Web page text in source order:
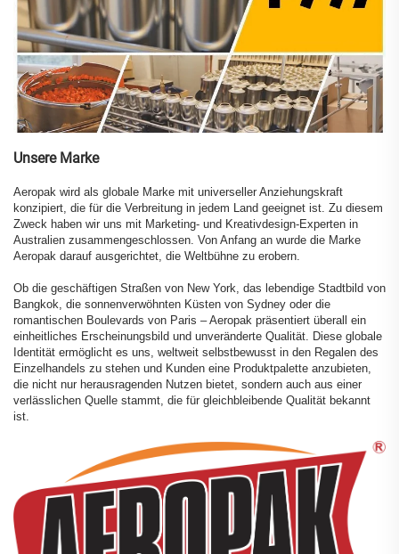
Unsere Marke
Aeropak wird als globale Marke mit universeller Anziehungskraft
konzipiert, die für die Verbreitung in jedem Land geeignet ist. Zu diesem
Zweck haben wir uns mit Marketing- und Kreativdesign-Experten in
Australien zusammengeschlossen. Von Anfang an wurde die Marke
Aeropak darauf ausgerichtet, die Weltbühne zu erobern.
Ob die geschäftigen Straßen von New York, das lebendige Stadtbild von
Bangkok, die sonnenverwöhnten Küsten von Sydney oder die
romantischen Boulevards von Paris – Aeropak präsentiert überall ein
einheitliches Erscheinungsbild und unveränderte Qualität. Diese globale
Identität ermöglicht es uns, weltweit selbstbewusst in den Regalen des
Einzelhandels zu stehen und Kunden eine Produktpalette anzubieten,
die nicht nur herausragenden Nutzen bietet, sondern auch aus einer
verlässlichen Quelle stammt, die für gleichbleibende Qualität bekannt
ist.